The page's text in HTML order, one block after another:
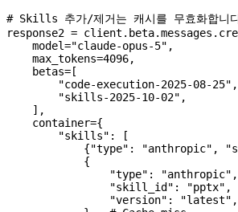
# Skills 추가/제거는 캐시를 무효화합니
response2 =
    model
="claude-opus-5" ,
    max_tokens
=4096,
    betas
= [
        "code-execution-2025-08-25"
,
        "skills-2025-10-02"
,
    ],
    container
={
        "skills"
: [
            {
"type" : "anthropic" ,
            {
                "type"
: "anthropic" ,
                "skill_id"
: "pptx" ,
                "version"
: "latest" ,